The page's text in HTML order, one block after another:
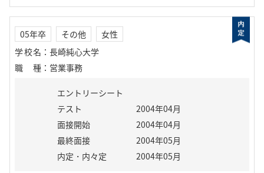
05年卒 その他
女性
学校名 ： 長崎純心大学
職種 ： 営業事務
エントリーシート
テスト
2004年04月
面接開始
2004年04月
最終面接
2004年05月
内定・内々定
2004年05月